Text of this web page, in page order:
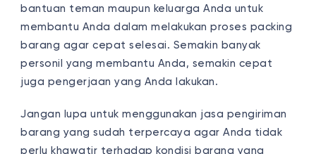
bantuan teman maupun keluarga Anda untuk
membantu Anda dalam melakukan proses packing
barang agar cepat selesai. Semakin banyak
personil yang membantu Anda, semakin cepat
juga pengerjaan yang Anda lakukan.
Jangan lupa untuk menggunakan jasa pengiriman
barang yang sudah terpercaya agar Anda tidak
perlu khawatir terhadap kondisi barang yang